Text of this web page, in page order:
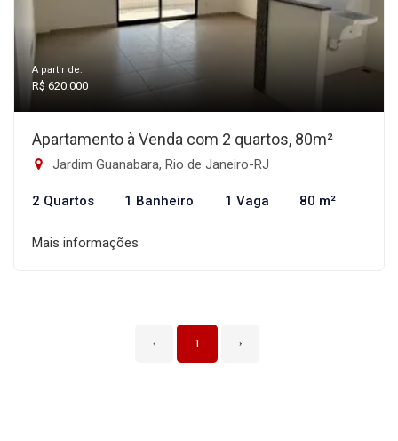
A partir de:
R$ 620.000
Apartamento à Venda com 2 quartos, 80m²
Jardim Guanabara, Rio de Janeiro-RJ
2 Quartos 1 Banheiro 1 Vaga 80 m²
Mais informações
‹ 1 ›